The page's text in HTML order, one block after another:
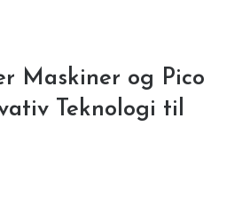
Maskiner og Pico
Teknologi til